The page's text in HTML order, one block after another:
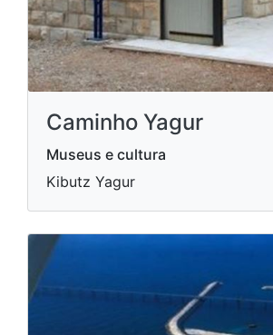
Caminho Yagur
Museus e cultura
Kibutz Yagur